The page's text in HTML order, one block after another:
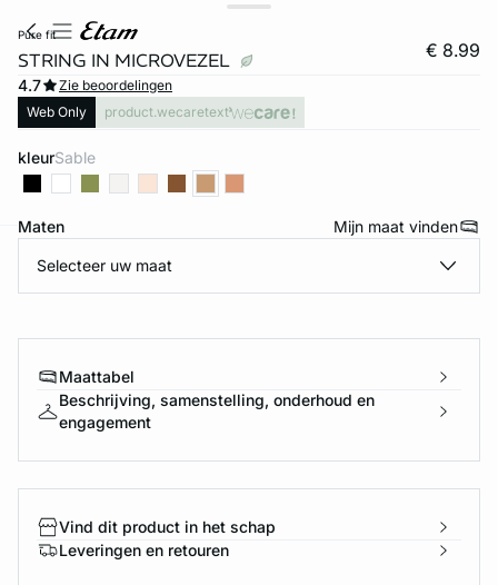
pure fit
STRING IN MICROVEZEL € 8.99
4.7
Zie beoordelingen
Web Only
product.wecaretext
kleur sable
Maten Mijn maat vinden
Selecteer uw maat
Maattabel
Beschrijving, samenstelling, onderhoud en
engagement
Vind dit product in het schap
Leveringen en retouren